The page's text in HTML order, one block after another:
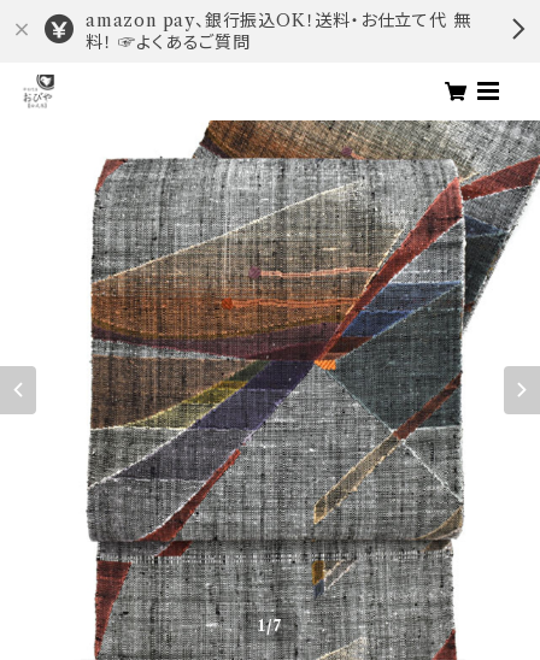
amazon pay、銀行振込OK！送料・お仕立て代 無
料！ ☞よくあるご質問
1/7